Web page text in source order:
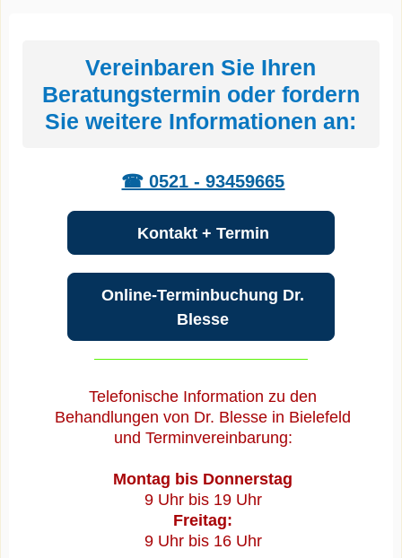
Vereinbaren Sie Ihren
Beratungstermin oder fordern
Sie weitere Informationen an:
☎ 0521 - 93459665
Kontakt + Termin
Online-Terminbuchung Dr.
Blesse
Telefonische Information zu den
Behandlungen von Dr. Blesse in Bielefeld
und Terminvereinbarung:
Montag bis Donnerstag
9 Uhr bis 19 Uhr
Freitag:
9 Uhr bis 16 Uhr